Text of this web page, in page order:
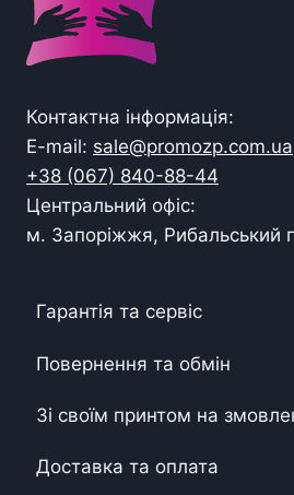
Контактна інформація:
E-mail: sale@promozp.com.ua
+38 (067) 840-88-44
Центральний офіс:
м. Запоріжжя, Рибальський
Гарантія та сервіс
Повернення та обмін
Зі своїм принтом на
Доставка та оплата